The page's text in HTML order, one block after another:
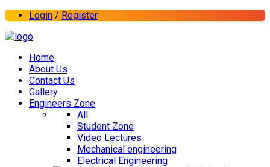
Login / Register
Home
About Us
Contact Us
Gallery
Engineers Zone
All
Student Zone
Video Lectures
Mechanical engineering
Electrical Engineering